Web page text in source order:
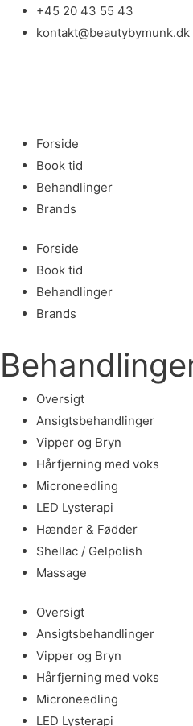
+45 20 43 55 43
kontakt@beautybymunk.dk
Forside
Book tid
Behandlinger
Brands
Forside
Book tid
Behandlinger
Brands
Oversigt
Ansigtsbehandlinger
Vipper og Bryn
Hårfjerning med voks
Microneedling
LED Lysterapi
Hænder & Fødder
Shellac / Gelpolish
Massage
Oversigt
Ansigtsbehandlinger
Vipper og Bryn
Hårfjerning med voks
Microneedling
LED Lysterapi